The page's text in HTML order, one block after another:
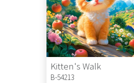
Kitten's Walk
B-54213